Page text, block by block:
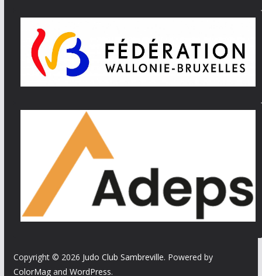
Copyright © 2026 Judo Club Sambreville. Powered by
ColorMagand WordPress.